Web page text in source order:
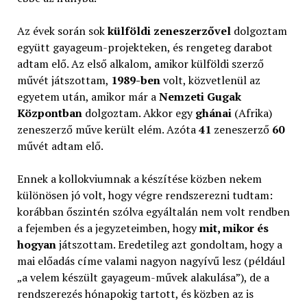
Az évek során sokkülföldi zeneszerzőveldolgoztam
együtt gayageum-projekteken, és rengeteg darabot
adtam elő. Az első alkalom, amikor külföldi szerző
művét játszottam, 1989-benvolt, közvetlenül az
egyetem után, amikor már aNemzeti Gugak
Központbandolgoztam. Akkor egyghánai(Afrika)
zeneszerző műve került elém. Azóta41 zeneszerző 60
művét adtam elő.
Ennek a kollokviumnak a készítése közben nekem
különösen jó volt, hogy végre rendszerezni tudtam:
korábban őszintén szólva egyáltalán nem volt rendben
a fejemben és a jegyzeteimben, hogymit, mikor és
hogyanjátszottam. Eredetileg azt gondoltam, hogy a
mai előadás címe valami nagyon nagyívű lesz (például
„a velem készült gayageum-művek alakulása”), de a
rendszerezés hónapokig tartott, és közben az is